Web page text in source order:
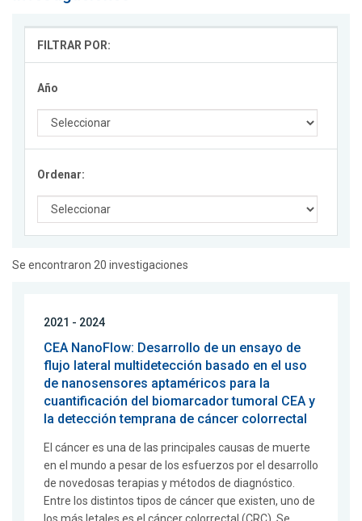
FILTRAR POR:
Año
Ordenar:
Se encontraron 20 investigaciones
2021 - 2024
CEA NanoFlow: Desarrollo de un ensayo de
flujo lateral multidetección basado en el uso
de nanosensores aptaméricos para la
cuantificación del biomarcador tumoral CEA y
la detección temprana de cáncer colorrectal
El cáncer es una de las principales causas de muerte
en el mundo a pesar de los esfuerzos por el desarrollo
de novedosas terapias y métodos de diagnóstico.
Entre los distintos tipos de cáncer que existen, uno de